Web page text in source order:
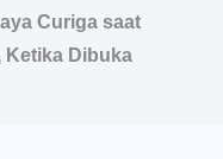
Curiga saat
Ketika Dibuka